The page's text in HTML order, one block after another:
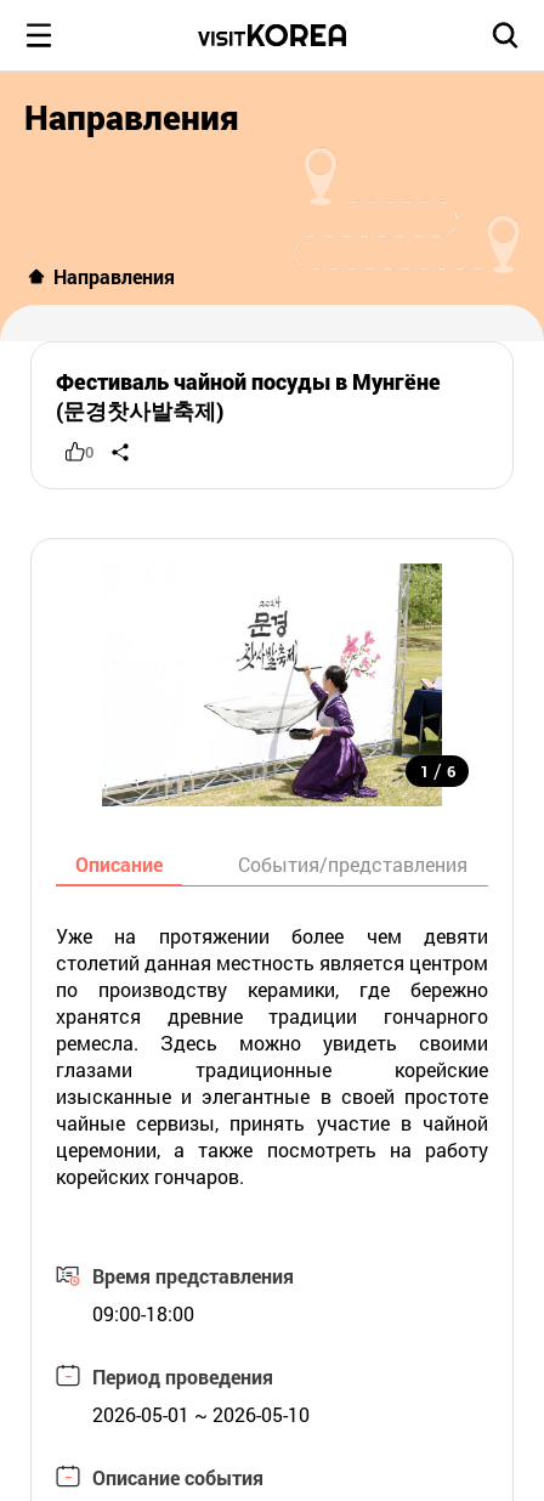
Направления
Направления
Фестиваль чайной посуды в Мунгёне
(문경찻사발축제)
0
1 / 6
Описание События/представления
Уже на протяжении более чем девяти
столетий данная местность является центром
по производству керамики, где бережно
хранятся древние традиции гончарного
ремесла. Здесь можно увидеть своими
глазами традиционные корейские
изысканные и элегантные в своей простоте
чайные сервизы, принять участие в чайной
церемонии, а также посмотреть на работу
корейских гончаров.
Время представления
09:00-18:00
Период проведения
2026-05-01 ~ 2026-05-10
Описание события